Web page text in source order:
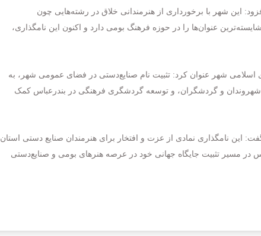
این شهر با برخورداری از هنرمندانی خلاق در رشته‌هایی چون
عنوان‌ها را در حوزه فرهنگ بومی دارد و اکنون این نامگذاری،
شهر عنوان کرد: تثبیت نام صنایع‌دستی در فضای عمومی شهر، به
و گردشگران، و توسعه گردشگری فرهنگی در بندرعباس کمک
نامگذاری نمادی از عزت و افتخار برای هنرمندان صنایع دستی استان
در مسیر تثبیت جایگاه جهانی خود در عرصه هنرهای بومی و صنایع‌دستی